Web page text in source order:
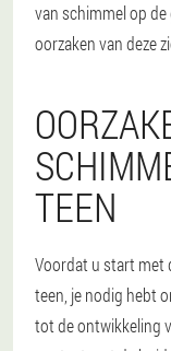
van schimmel op
oorzaken van deze
TEEN
Voordat u start met
teen, je nodig hebt
tot de ontwikkeling